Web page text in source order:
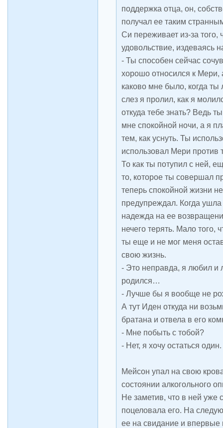
поддержка отца, он,
получал ее таким
Си переживает из-за того,
удовольствие, издеваясь
- Ты способен сейчас
хорошо относился к Мери,
каково мне было, когда
слез я пролил, как я
откуда тебе знать? Ведь
мне спокойной ночи, а я
тем, как уснуть. Ты
использовал Мери против
То как ты потупил с ней,
то, которое ты совершал
теперь спокойной жизни
предупреждал. Когда
надежда на ее
нечего терять. Мало того,
ты еще и не мог меня
свою жизнь.
- Это неправда, я любил и
родился…
- Лучше бы я вообще не
А тут Иден откуда ни
братана и отвела в его
- Мне побыть с тобой?
- Нет, я хочу остаться один.
Мейсон упал на свою
состоянии алкогольного
Не заметив, что в ней уже
поцеловала его. На
ее на свидание и впервые